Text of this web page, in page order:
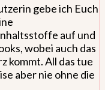
gebe ich Euch
auf und
wobei auch das
kommt. All das tue
aber nie ohne die